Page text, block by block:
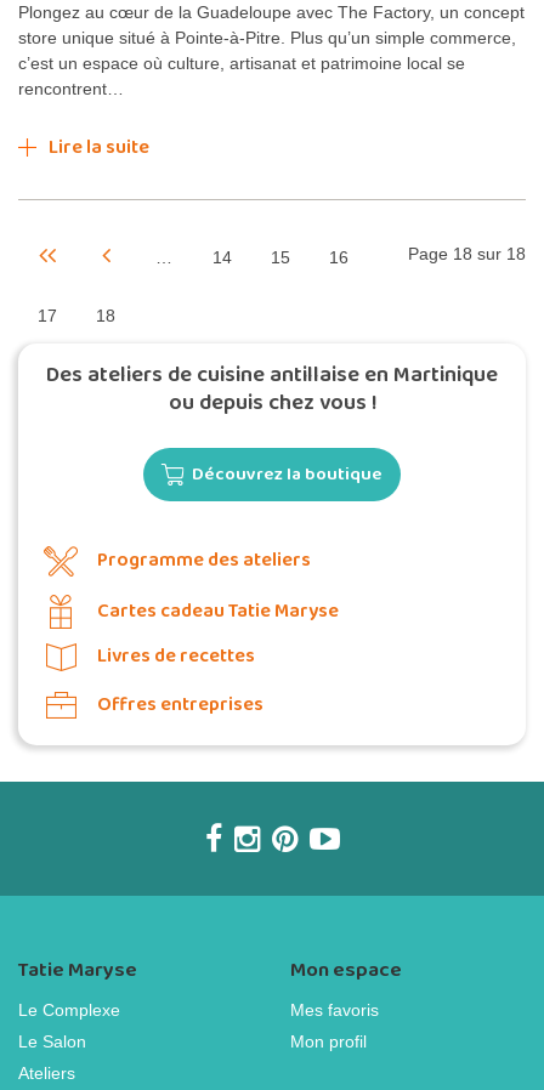
Plongez au cœur de la Guadeloupe avec The Factory, un concept
store unique situé à Pointe-à-Pitre. Plus qu’un simple commerce,
c’est un espace où culture, artisanat et patrimoine local se
rencontrent…
Lire la suite
Page 18 sur 18
14 15 16
17 18
Des ateliers de cuisine antillaise en Martinique
ou depuis chez vous !
Découvrez la boutique
Programme des ateliers
Cartes cadeau Tatie Maryse
Livres de recettes
Offres entreprises
Tatie Maryse
Le Complexe
Le Salon
Ateliers
Mon espace
Mes favoris
Mon profil